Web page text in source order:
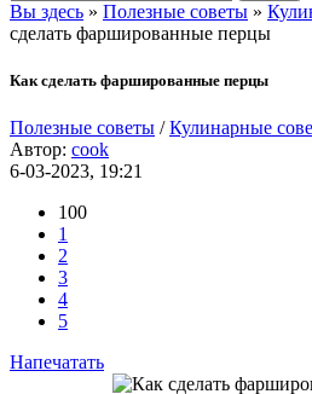
Вы здесь » Полезные советы »
сделать фаршированные перцы
Как сделать фаршированные перцы
Полезные советы /Кулинарные
Автор: cook
6-03-2023, 19:21
100
1
2
3
4
5
Напечатать